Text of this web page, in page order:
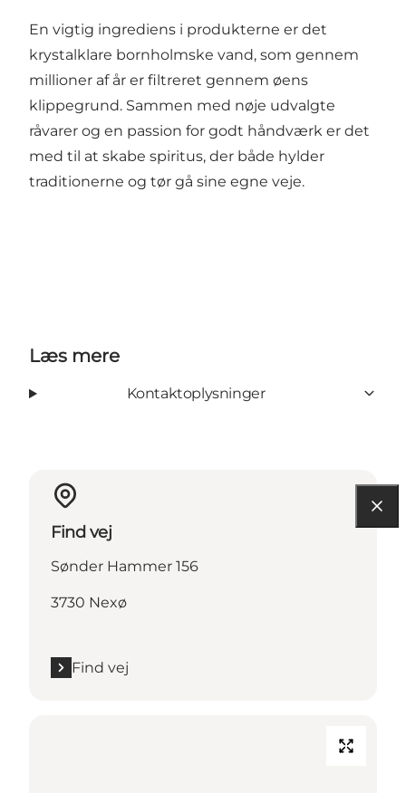
En vigtig ingrediens i produkterne er det
krystalklare bornholmske vand, som gennem
millioner af år er filtreret gennem øens
klippegrund. Sammen med nøje udvalgte
råvarer og en passion for godt håndværk er det
med til at skabe spiritus, der både hylder
traditionerne og tør gå sine egne veje.
Læs mere
Kontaktoplysninger
Find vej
Sønder Hammer 156
3730 Nexø
Find vej